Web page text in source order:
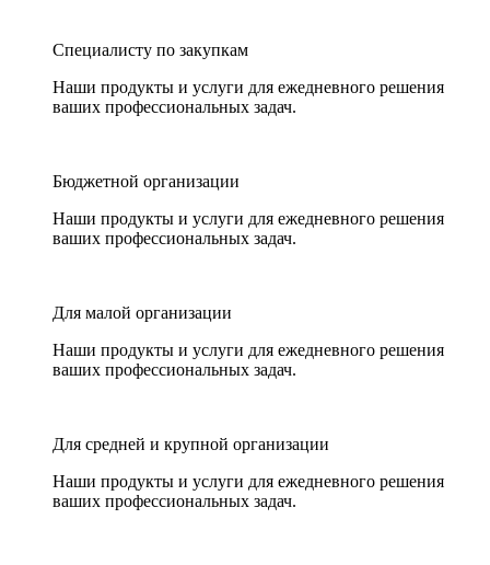
Специалисту по закупкам
Наши продукты и услуги для ежедневного решения
ваших профессиональных задач.
Бюджетной организации
Наши продукты и услуги для ежедневного решения
ваших профессиональных задач.
Для малой организации
Наши продукты и услуги для ежедневного решения
ваших профессиональных задач.
Для средней и крупной организации
Наши продукты и услуги для ежедневного решения
ваших профессиональных задач.